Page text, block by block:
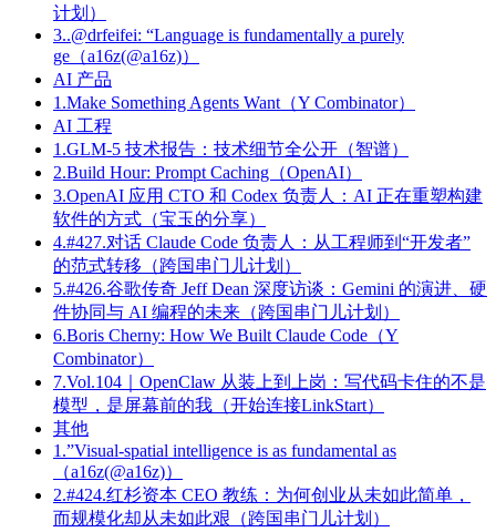
计划）
3..@drfeifei: “Language is fundamentally a purely
ge（a16z(@a16z)）
AI 产品
1.Make Something Agents Want（Y Combinator）
AI 工程
1.GLM-5 技术报告：技术细节全公开（智谱）
2.Build Hour: Prompt Caching（OpenAI）
3.OpenAI 应用 CTO 和 Codex 负责人：AI 正在重塑构建
软件的方式（宝玉的分享）
4.#427.对话 Claude Code 负责人：从工程师到“开发者”
的范式转移（跨国串门儿计划）
5.#426.谷歌传奇 Jeff Dean 深度访谈：Gemini 的演进、硬
件协同与 AI 编程的未来（跨国串门儿计划）
6.Boris Cherny: How We Built Claude Code（Y
Combinator）
7.Vol.104｜OpenClaw 从装上到上岗：写代码卡住的不是
模型，是屏幕前的我（开始连接LinkStart）
其他
1.”Visual-spatial intelligence is as fundamental as
（a16z(@a16z)）
2.#424.红杉资本 CEO 教练：为何创业从未如此简单，
而规模化却从未如此艰（跨国串门儿计划）